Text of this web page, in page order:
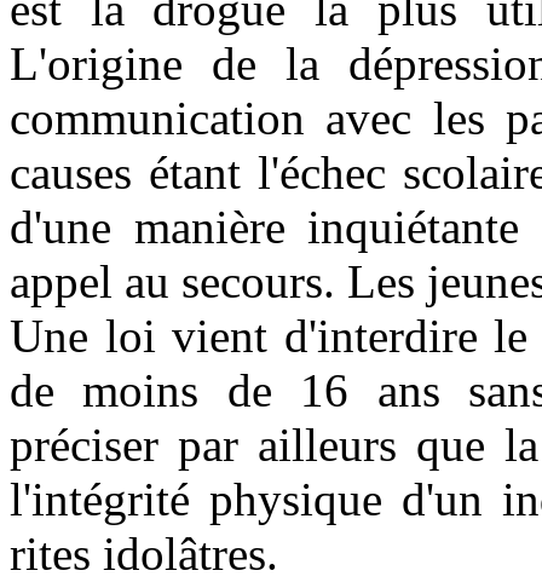
L'origine de la
communication avec les
causes étant l'échec
d'une manière
appel au secours. Les
Une loi vient d'interdire le
de moins de 16 ans
préciser par ailleurs que
l'intégrité physique d'un
rites idolâtres.